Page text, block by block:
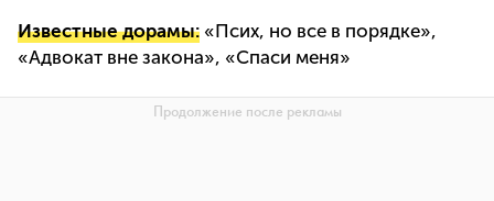
Известные дорамы: «Псих, но все в порядке»,
«Адвокат вне закона», «Спаси меня»